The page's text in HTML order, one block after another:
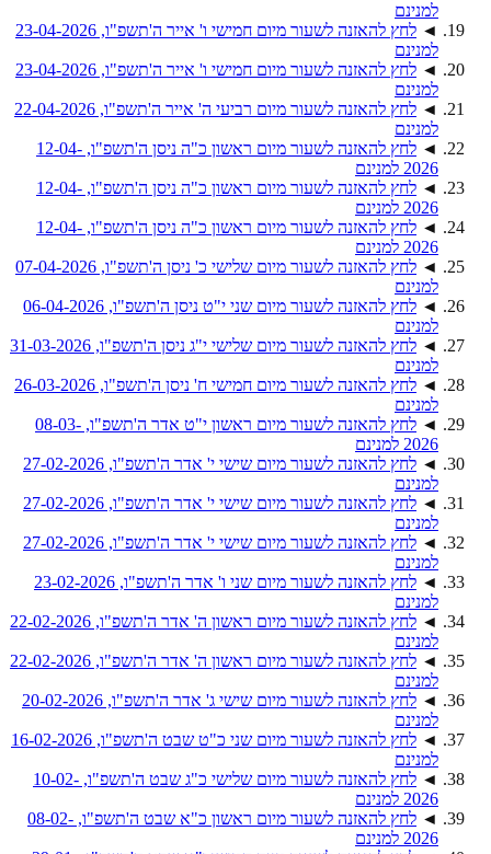
למנינם
◄
לחץ להאזנה לשעור מיום חמישי ו' אייר ה'תשפ"ו, 23-04-2026
למנינם
◄
לחץ להאזנה לשעור מיום חמישי ו' אייר ה'תשפ"ו, 23-04-2026
למנינם
◄
לחץ להאזנה לשעור מיום רביעי ה' אייר ה'תשפ"ו, 22-04-2026
למנינם
◄
לחץ להאזנה לשעור מיום ראשון כ"ה ניסן ה'תשפ"ו, 12-04-
2026 למנינם
◄
לחץ להאזנה לשעור מיום ראשון כ"ה ניסן ה'תשפ"ו, 12-04-
2026 למנינם
◄
לחץ להאזנה לשעור מיום ראשון כ"ה ניסן ה'תשפ"ו, 12-04-
2026 למנינם
◄
לחץ להאזנה לשעור מיום שלישי כ' ניסן ה'תשפ"ו, 07-04-2026
למנינם
◄
לחץ להאזנה לשעור מיום שני י"ט ניסן ה'תשפ"ו, 06-04-2026
למנינם
◄
לחץ להאזנה לשעור מיום שלישי י"ג ניסן ה'תשפ"ו, 31-03-2026
למנינם
◄
לחץ להאזנה לשעור מיום חמישי ח' ניסן ה'תשפ"ו, 26-03-2026
למנינם
◄
לחץ להאזנה לשעור מיום ראשון י"ט אדר ה'תשפ"ו, 08-03-
2026 למנינם
◄
לחץ להאזנה לשעור מיום שישי י' אדר ה'תשפ"ו, 27-02-2026
למנינם
◄
לחץ להאזנה לשעור מיום שישי י' אדר ה'תשפ"ו, 27-02-2026
למנינם
◄
לחץ להאזנה לשעור מיום שישי י' אדר ה'תשפ"ו, 27-02-2026
למנינם
◄
לחץ להאזנה לשעור מיום שני ו' אדר ה'תשפ"ו, 23-02-2026
למנינם
◄
לחץ להאזנה לשעור מיום ראשון ה' אדר ה'תשפ"ו, 22-02-2026
למנינם
◄
לחץ להאזנה לשעור מיום ראשון ה' אדר ה'תשפ"ו, 22-02-2026
למנינם
◄
לחץ להאזנה לשעור מיום שישי ג' אדר ה'תשפ"ו, 20-02-2026
למנינם
◄
לחץ להאזנה לשעור מיום שני כ"ט שבט ה'תשפ"ו, 16-02-2026
למנינם
◄
לחץ להאזנה לשעור מיום שלישי כ"ג שבט ה'תשפ"ו, 10-02-
2026 למנינם
◄
לחץ להאזנה לשעור מיום ראשון כ"א שבט ה'תשפ"ו, 08-02-
2026 למנינם